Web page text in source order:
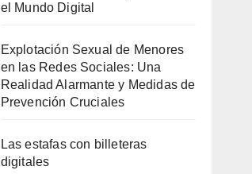
el Mundo Digital
Explotación Sexual de Menores
en las Redes Sociales: Una
Realidad Alarmante y Medidas de
Prevención Cruciales
Las estafas con billeteras
digitales